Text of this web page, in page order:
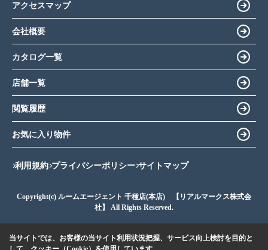
アクセスマップ
会社概要
カタログ一覧
店舗一覧
閲覧履歴
お気に入り物件
利用規約 プライバシーポリシー サイトマップ
Copyright(c) ルームエージェント 千種店(本店) 【リアルマークス株式会
社】 All Rights Reserved.
当サイトでは、お客様の当サイト利用状況把握、サービス向上検討を目的と